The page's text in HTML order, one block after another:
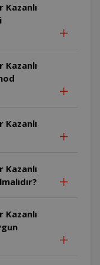
Kazanlı
Kazanlı
Kazanlı
Kazanlı
Kazanlı